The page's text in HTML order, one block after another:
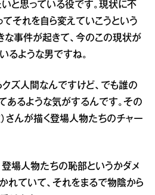
と思っている役です。現状に不
てそれを自ら変えていこうという
な事件が起きて、今のこの現状が
るような男ですね。
ズ人間なんですけど、でも誰の
あるような気がするんです。その
さんが描く登場人物たちのチャー
場人物たちの恥部というかダメ
れていて、それをまるで物陰から